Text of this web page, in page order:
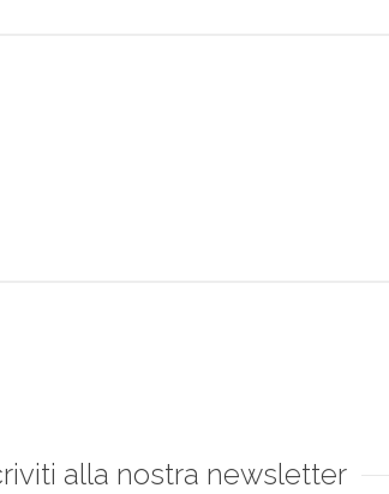
alla nostra newsletter